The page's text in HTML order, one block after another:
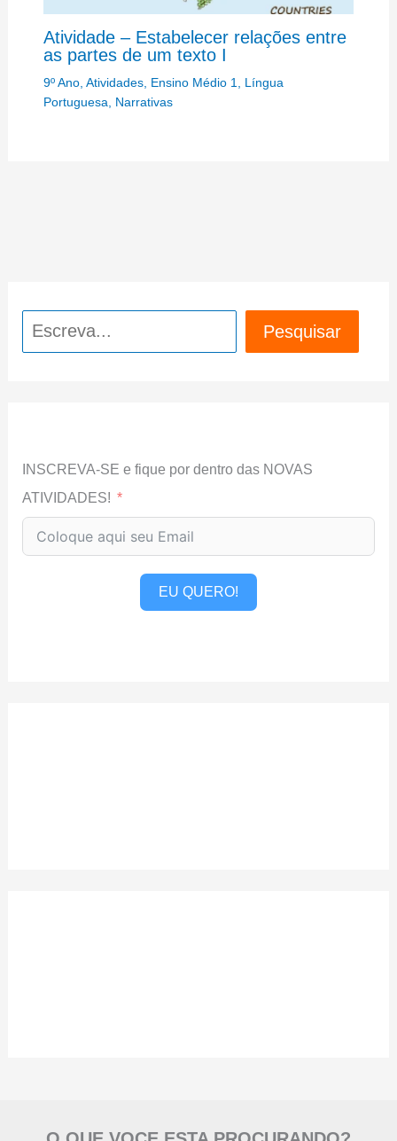
Atividade – Estabelecer relações entre
as partes de um texto I
9º Ano, Atividades, Ensino Médio 1
Língua
Portuguesa
Narrativas
Pesquisar Pesquisar
INSCREVA-SE e fique por dentro das NOVAS
ATIVIDADES!
EU QUERO!